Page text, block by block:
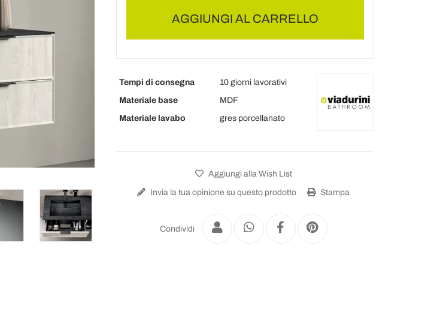
AGGIUNGI AL CARRELLO
Tempi di consegna
10 giorni lavorativi
Materiale base
MDF
Materiale lavabo
gres porcellanato
Aggiungi alla Wish List
Invia la tua opinione su questo prodotto Stampa
Condividi